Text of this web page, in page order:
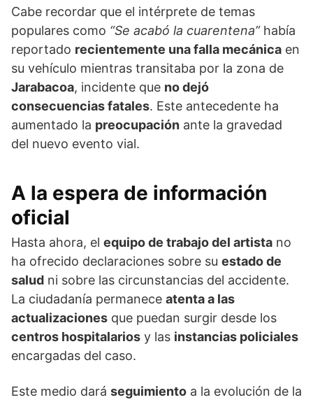
Cabe recordar que el intérprete de temas
populares como “Se acabó la cuarentena”había
reportado recientemente una falla mecánica en
su vehículo mientras transitaba por la zona de
Jarabacoa, incidente que no dejó
consecuencias fatales. Este antecedente ha
aumentado la preocupación ante la gravedad
del nuevo evento vial.
A la espera de información
oficial
Hasta ahora, el equipo de trabajo del artista no
ha ofrecido declaraciones sobre su estado de
salud ni sobre las circunstancias del accidente.
La ciudadanía permanece atenta a las
actualizaciones que puedan surgir desde los
centros hospitalarios y las instancias policiales
encargadas del caso.
Este medio dará seguimiento a la evolución de la